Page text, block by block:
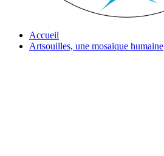
Accueil
Artsouilles, une mosaïque humaine